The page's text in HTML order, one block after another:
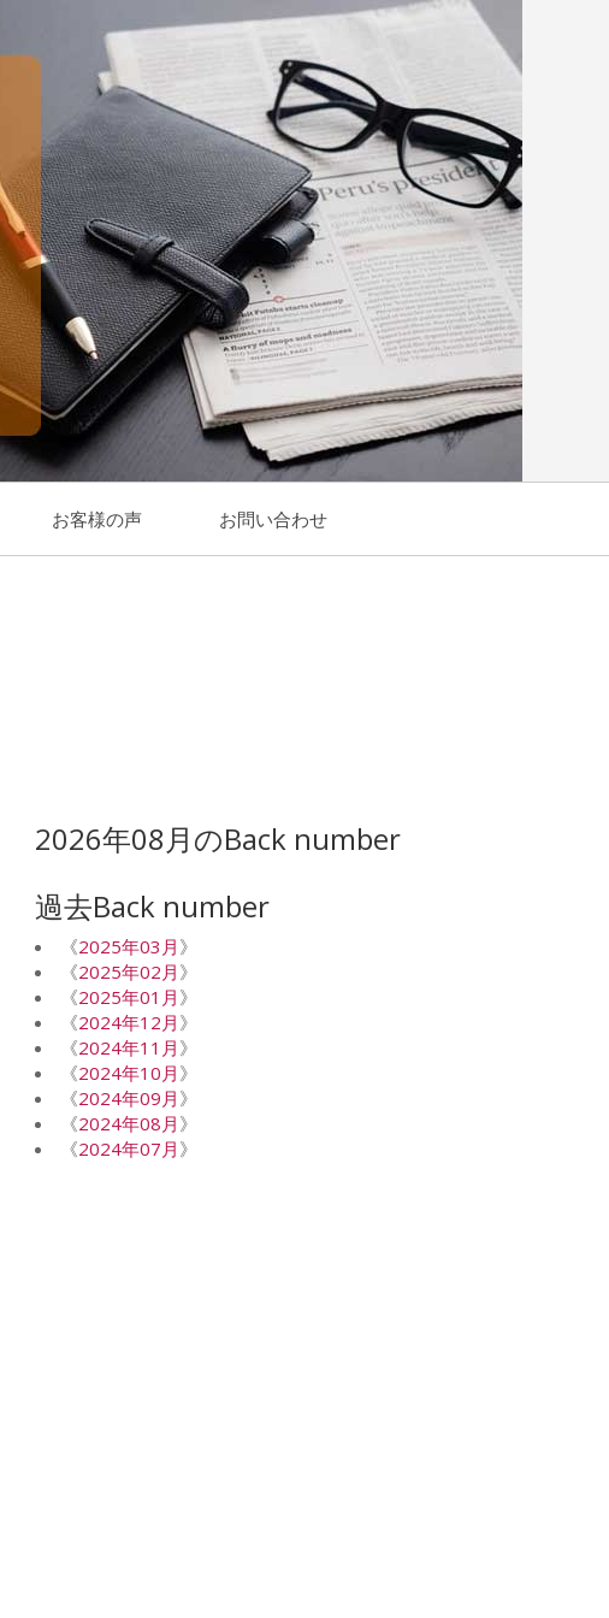
お客様の声 お問い合わせ
2026年08月のBack number
過去Back number
《2025年03月 》
《2025年02月 》
《2025年01月 》
《2024年12月 》
《2024年11月 》
《2024年10月 》
《2024年09月 》
《2024年08月 》
《2024年07月 》